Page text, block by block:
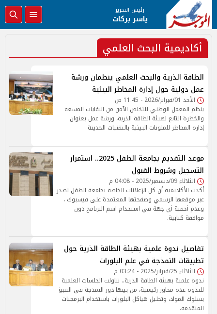
رئيس التحرير
ياسر بركات
أكاديمية البحث العلمي
الطاقة الذرية والبحث العلمي ينظمان ورشة
عمل دولية حول إدارة المخاطر البيئية
الأحد 01/فبراير/2026 - 11:45 ص
ينظم المعمل الوطني للتخلص الآمن من النفايات المشعة
والخطرة التابع لهيئة الطاقة الذرية، ورشة عمل بعنوان
إدارة المخاطر للملوثات البيئية بالتقنيات الحديثة
موعد التقديم بجامعة الطفل 2025.. استمرار
التسجيل وشروط القبول
الثلاثاء 09/ديسمبر/2025 - 04:08 م
أكدت الأكاديمية أن كل الإعلانات الخاصة بجامعة الطفل تصدر
عبر موقعها الرسمي وصفحتها المعتمدة على فيسبوك ،
وعدم أحقية أي جهة في استخدام اسم البرنامج دون
موافقة كتابية.
تفاصيل ندوة علمية بهيئة الطاقة الذرية حول
تطبيقات النمذجة في علم البلورات
الثلاثاء 25/فبراير/2025 - 03:24 م
ندوة علمية بهيئة الطاقة الذرية.. تناولت الجلسات العلمية
للندوة عدة محاور رئيسية، من بينها دور النمذجة في التنبؤ
بسلوك المواد، وتحليل هياكل البلورات باستخدام البرمجيات
المتقدمة.